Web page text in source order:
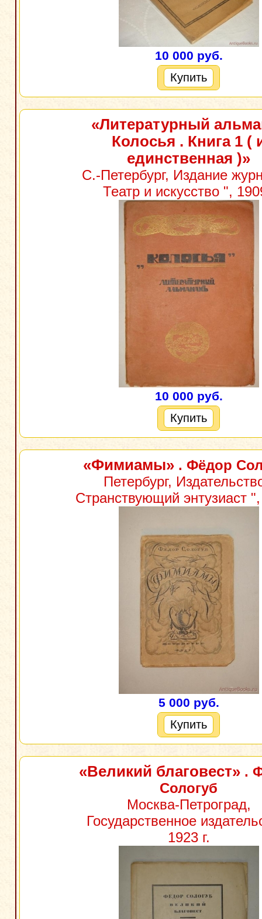
10 000 руб.
Купить
«Литературный
Колосья . Книга 1 (
единственная )»
С.-Петербург, Издание
Театр и искусство ",
10 000 руб.
Купить
«Фимиамы» . Фёдор
Петербург,
Странствующий энтузиаст ",
5 000 руб.
Купить
«Великий благовест» .
Сологуб
Москва-Петроград,
Государственное
1923 г.